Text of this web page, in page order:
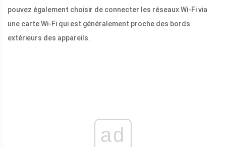
pouvez également choisir de connecter les réseaux Wi-Fi via
une carte Wi-Fi qui est généralement proche des bords
extérieurs des appareils.
ad